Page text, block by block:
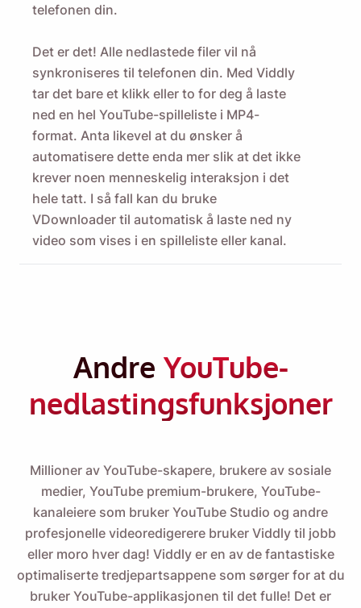
telefonen din.
Det er det! Alle nedlastede filer vil nå
synkroniseres til telefonen din. Med Viddly
tar det bare et klikk eller to for deg å laste
ned en hel YouTube-spilleliste i MP4-
format. Anta likevel at du ønsker å
automatisere dette enda mer slik at det ikke
krever noen menneskelig interaksjon i det
hele tatt. I så fall kan du bruke
VDownloader til automatisk å laste ned ny
video som vises i en spilleliste eller kanal.
Andre YouTube-
nedlastingsfunksjoner
Millioner av YouTube-skapere, brukere av sosiale
medier, YouTube premium-brukere, YouTube-
kanaleiere som bruker YouTube Studio og andre
profesjonelle videoredigerere bruker Viddly til jobb
eller moro hver dag! Viddly er en av de fantastiske
optimaliserte tredjepartsappene som sørger for at du
bruker YouTube-applikasjonen til det fulle! Det er